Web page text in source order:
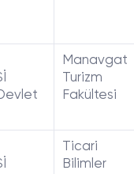
Manavgat
Turizm
Fakültesi
Ticari
Bilimler